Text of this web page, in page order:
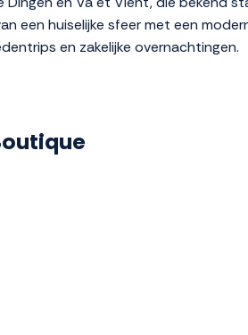
een huiselijke sfeer met een
en zakelijke overnachtingen.